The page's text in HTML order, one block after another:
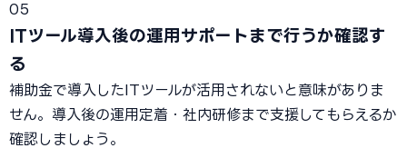
05
ITツール導入後の運用サポートまで行うか確認す
る
補助金で導入したITツールが活用されないと意味がありま
せん。導入後の運用定着・社内研修まで支援してもらえるか
確認しましょう。